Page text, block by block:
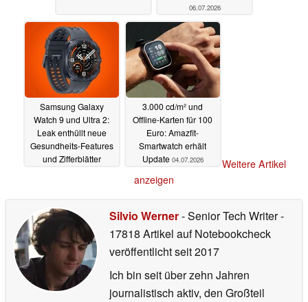
06.07.2026
Samsung Galaxy
Watch 9 und Ultra 2:
Leak enthüllt neue
Gesundheits-Features
und Zifferblätter
3.000 cd/m² und
Offline-Karten für 100
Euro: Amazfit-
Smartwatch erhält
Update 04.07.2026
Weitere Artikel
anzeigen
Silvio Werner- Senior Tech Writer-
17818 Artikel auf Notebookcheck
veröffentlichtseit 2017
Ich bin seit über zehn Jahren
journalistisch aktiv, den Großteil